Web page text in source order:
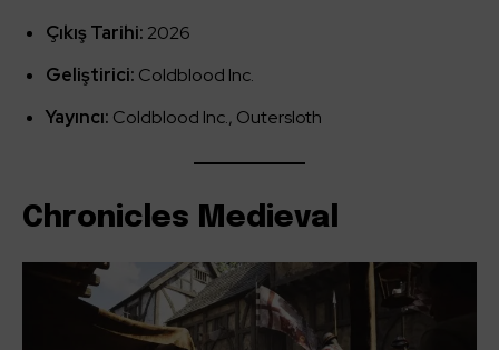
Çıkış Tarihi: 2026
Geliştirici: Coldblood Inc.
Yayıncı: Coldblood Inc., Outersloth
Chronicles Medieval